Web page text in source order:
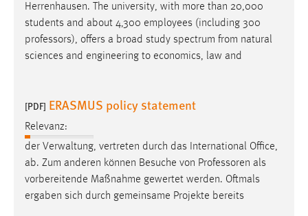
Herrenhausen. The university, with more than 20,000
students and about 4,300 employees (including 300
professors), offers a broad study spectrum from natural
sciences and engineering to economics, law and
[PDF] ERASMUS policy statement
Relevanz:
der Verwaltung, vertreten durch das International Office,
ab. Zum anderen können Besuche von Professoren als
vorbereitende Maßnahme gewertet werden. Oftmals
ergaben sich durch gemeinsame Projekte bereits